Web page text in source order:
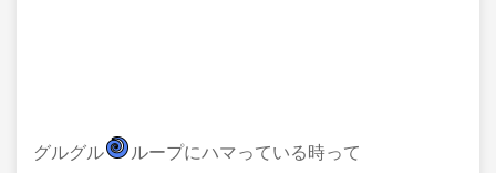
グルグル ループにハマっている時って